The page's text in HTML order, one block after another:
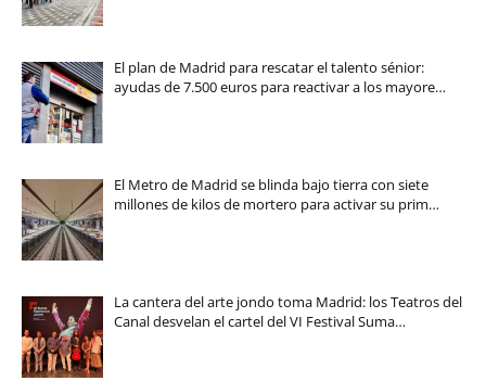
El plan de Madrid para rescatar el talento sénior:
ayudas de 7.500 euros para reactivar a los mayore…
El Metro de Madrid se blinda bajo tierra con siete
millones de kilos de mortero para activar su prim…
La cantera del arte jondo toma Madrid: los Teatros del
Canal desvelan el cartel del VI Festival Suma…